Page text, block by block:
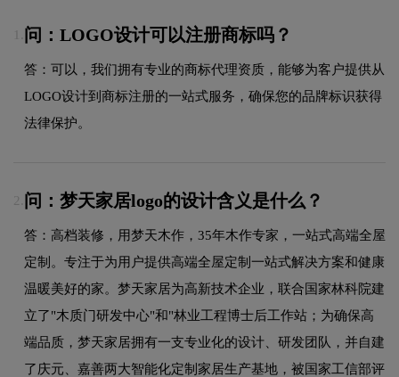
问：LOGO设计可以注册商标吗？
答：可以，我们拥有专业的商标代理资质，能够为客户提供从
LOGO设计到商标注册的一站式服务，确保您的品牌标识获得
法律保护。
2. 问：梦天家居logo的设计含义是什么？
答：高档装修，用梦天木作，35年木作专家，一站式高端全屋
定制。专注于为用户提供高端全屋定制一站式解决方案和健康
温暖美好的家。梦天家居为高新技术企业，联合国家林科院建
立了"木质门研发中心"和"林业工程博士后工作站；为确保高
端品质，梦天家居拥有一支专业化的设计、研发团队，并自建
了庆元、嘉善两大智能化定制家居生产基地，被国家工信部评